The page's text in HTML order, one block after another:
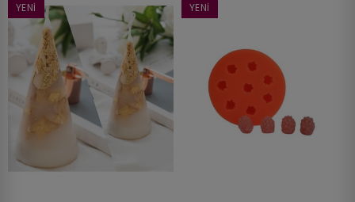
YENI YENI